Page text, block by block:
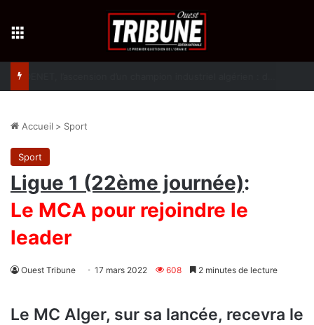
Accueil > Sport
Sport
Ligue 1 (22ème journée):
Le MCA pour rejoindre le
leader
Ouest Tribune 17 mars 2022 608 2 minutes de lecture
Le MC Alger, sur sa lancée, recevra le